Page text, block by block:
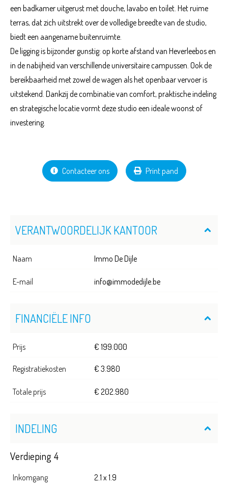
een badkamer uitgerust met douche, lavabo en toilet. Het ruime
terras, dat zich uitstrekt over de volledige breedte van de studio,
biedt een aangename buitenruimte.
De ligging is bijzonder gunstig: op korte afstand van Heverleebos en
in de nabijheid van verschillende universitaire campussen. Ook de
bereikbaarheid met zowel de wagen als het openbaar vervoer is
uitstekend. Dankzij de combinatie van comfort, praktische indeling
en strategische locatie vormt deze studio een ideale woonst of
investering.
Contacteer ons Print pand
VERANTWOORDELIJK KANTOOR
Naam Immo De Dijle
E-mail info@immodedijle.be
FINANCIËLE INFO
Prijs € 199.000
Registratiekosten € 3.980
Totale prijs € 202.980
INDELING
Verdieping 4
Inkomgang 2.1 x 1.9